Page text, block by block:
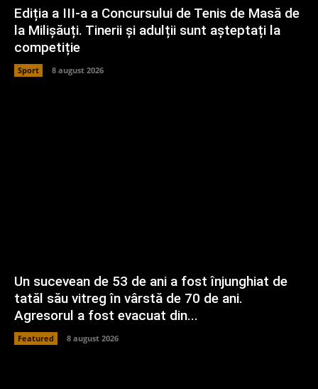
Ediția a III-a a Concursului de Tenis de Masă de
la Milișăuți. Tinerii și adulții sunt așteptați la
competiție
Sport 8 august 2026
Un sucevean de 53 de ani a fost înjunghiat de
tatăl său vitreg în vârstă de 70 de ani.
Agresorul a fost evacuat din...
Featured 8 august 2026